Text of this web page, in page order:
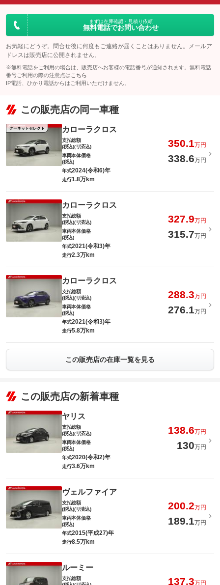
まずは在庫確認・見積り依頼
無料電話でお問い合わせ
お気軽にどうぞ。問合せ後に何度もご連絡が届くことはありません。メールア
ドレスは販売店に公開されません。
※無料電話をご利用の場合は、販売店へお客様の電話番号が通知されます。無料電話
番号ご利用の際の注意点は こちら
IP電話、ひかり電話からはご利用いただけません。
この販売店の同一車種
グーネットセレクト カローラクロス
支払総額
(税込)(リ済込)
350.1万円
車両本体価格
(税込)
338.6万円
年式2024(令和6)年
走行1.8万km
カローラクロス
支払総額
(税込)(リ済込)
327.9万円
車両本体価格
(税込)
315.7万円
年式2021(令和3)年
走行2.3万km
カローラクロス
支払総額
(税込)(リ済込)
288.3万円
車両本体価格
(税込)
276.1万円
年式2021(令和3)年
走行5.8万km
この販売店の在庫一覧を見る
この販売店の新着車種
ヤリス
支払総額
(税込)(リ済込)
138.6万円
車両本体価格
(税込)
130万円
年式2020(令和2)年
走行3.6万km
ヴェルファイア
支払総額
(税込)(リ済込)
200.2万円
車両本体価格
(税込)
189.1万円
年式2015(平成27)年
走行8.5万km
ルーミー
支払総額
137.3万円